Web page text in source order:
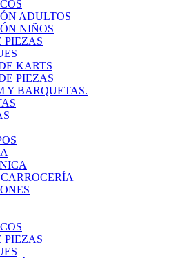
ADULTOS
NIÑOS
PIEZAS
KARTS
PIEZAS
Y BARQUETAS.
PIEZAS